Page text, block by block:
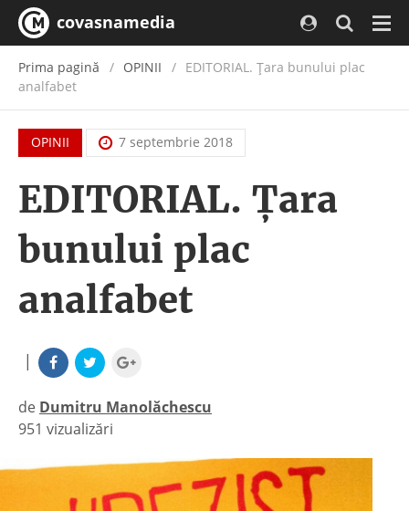
covasnamedia
Prima pagină OPINII
EDITORIAL. Ţara bunului plac
analfabet
OPINII 7 septembrie 2018
EDITORIAL. Ţara
bunului plac
analfabet
|
de Dumitru Manolăchescu
|
951 vizualizări